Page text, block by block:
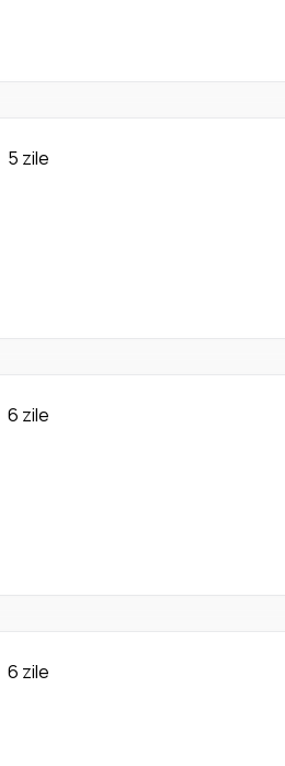
5 zile
6 zile
6 zile